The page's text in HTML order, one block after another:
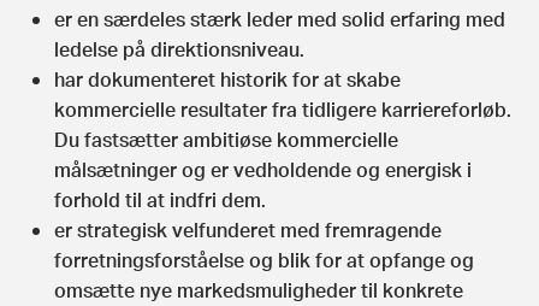
er en særdeles stærk leder med solid erfaring med
ledelse på direktionsniveau.
har dokumenteret historik for at skabe
kommercielle resultater fra tidligere karriereforløb.
Du fastsætter ambitiøse kommercielle
målsætninger og er vedholdende og energisk i
forhold til at indfri dem.
er strategisk velfunderet med fremragende
forretningsforståelse og blik for at opfange og
omsætte nye markedsmuligheder til konkrete